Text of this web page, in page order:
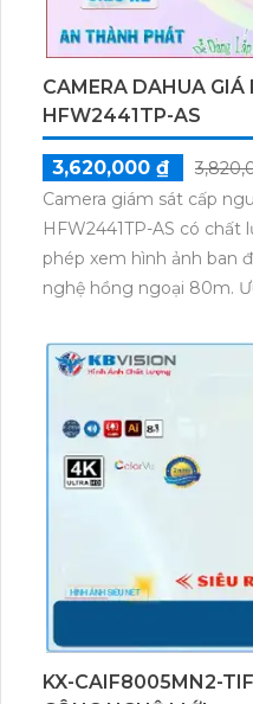
CAMERA DAHUA GIÁ
HFW2441TP-AS
3,620,000 ₫
Camera giám sát cấp
HFW2441TP-AS có
phép xem hình ảnh ban
nghệ hồng ngoại 80m.
nét và chất lượng hồng
Camera dễ dàng lắp
loại chắc chắn. Ngoài ra,
năng báo động chống
mọi lúc, giúp bảo vệ an
KX-CAIF8005MN2-